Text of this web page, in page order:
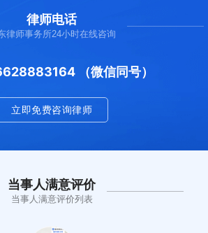
律师电话
律师事务所24小时在线咨询
（微信同号）
立即免费咨询律师
当事人满意评价
当事人满意评价列表